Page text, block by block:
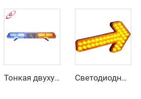
Тонкая двухуровневая светодиодная линейка Светодиодная сигнальная панель с указателем направления стрелки